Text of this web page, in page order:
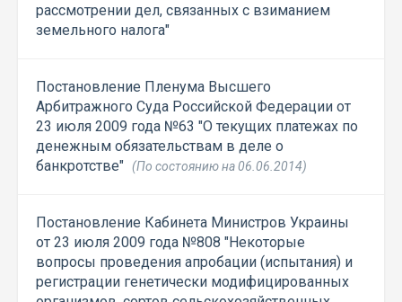
рассмотрении дел, связанных с взиманием
земельного налога"
Постановление Пленума Высшего
Арбитражного Суда Российской Федерации от
23 июля 2009 года №63 "О текущих платежах по
денежным обязательствам в деле о
банкротстве" (По состоянию на 06.06.2014)
Постановление Кабинета Министров Украины
от 23 июля 2009 года №808 "Некоторые
вопросы проведения апробации (испытания) и
регистрации генетически модифицированных